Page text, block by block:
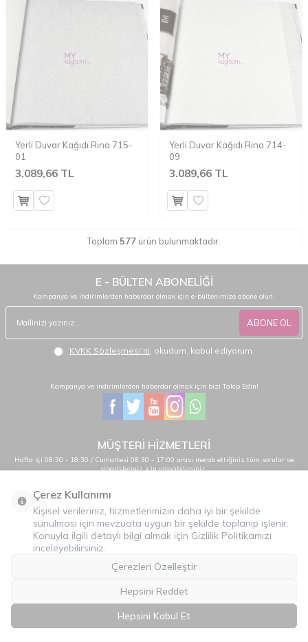
Yerli Duvar Kağıdı Rina 715-
01
3.089,66 TL
Yerli Duvar Kağıdı Rina 714-
09
3.089,66 TL
Toplam 577 ürün bulunmaktadır.
E - BÜLTEN ABONELİĞİ
Kampanya ve indirimlerden haberdar olmak için e-bültenimize abone olun.
ABONE OL
KVKK Sözleşmesi'ni, okudum, kabul ediyorum.
Kampanya ve indirimlerden haberdar olmak için bizi Takip Edin!
MÜŞTERİ HİZMETLERİ
Hafta içi 08:30 - 18:30 / Cumartesi 08:30 - 17:00 arası merak ettiğiniz tüm sorular ve
siparişleriniz için ulaşabilirsiniz.
0232 484 38 44 - 0533 330 88 95
Önemli Bilgiler
Hızlı Erişim
İLETİŞİM
T-SoftE-TicaretSistemleriyle Hazırlanmıştır.
Çerez Kullanımı
Kişisel verileriniz, hizmetlerimizin daha iyi bir şekilde
sunulması için mevzuata uygun bir şekilde toplanıp işlenir.
Konuyla ilgili detaylı bilgi almak için Gizlilik Politikamızı
inceleyebilirsiniz.
Çerezleri Özelleştir
Hepsini Reddet
Hepsini Kabul Et